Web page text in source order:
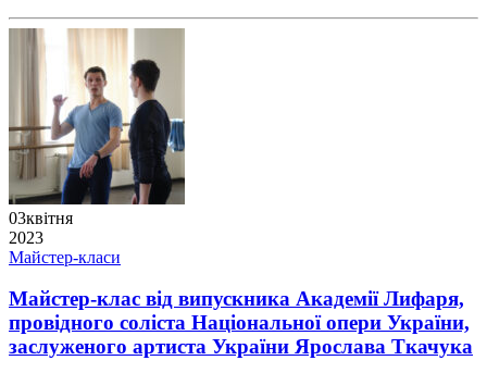
03квітня
2023
Майстер-класи
Майстер-клас від випускника Академії Лифаря,
провідного соліста Національної опери України,
заслуженого артиста України Ярослава Ткачука